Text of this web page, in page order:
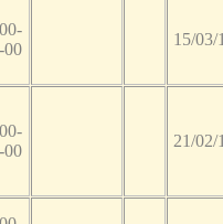
00
15/03/
00
21/02/